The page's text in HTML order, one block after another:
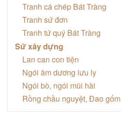
Tranh cá chép Bát Tràng
Tranh sứ đơn
Tranh tứ quý Bát Tràng
Sứ xây dựng
Lan can con tiện
Ngói âm dương lưu ly
Ngói bò, ngói mũi hài
Rồng chầu nguyệt, Đao gốm